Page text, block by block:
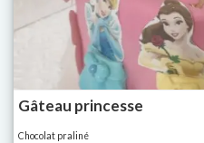
Gâteau princesse
Chocolat praliné